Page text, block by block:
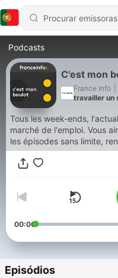
Podcasts
C'est mon
France Info
travailler un
Tous les week-ends,
marché de l'emploi. Vous aimez ce podcast ? Pour écouter tous
les épisodes sans limite,
00:00
Episódios